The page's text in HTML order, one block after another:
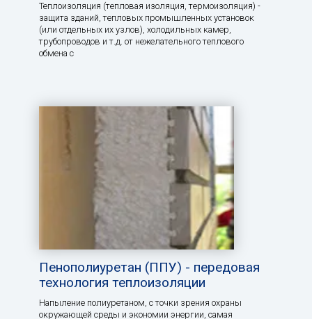
Теплоизоляция (тепловая изоляция, термоизоляция) -
защита зданий, тепловых промышленных установок
(или отдельных их узлов), холодильных камер,
трубопроводов и т.д. от нежелательного теплового
обмена с
Пенополиуретан (ППУ) - передовая
технология теплоизоляции
Напыление полиуретаном, с точки зрения охраны
окружающей среды и экономии энергии, самая